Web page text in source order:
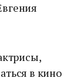
в кино